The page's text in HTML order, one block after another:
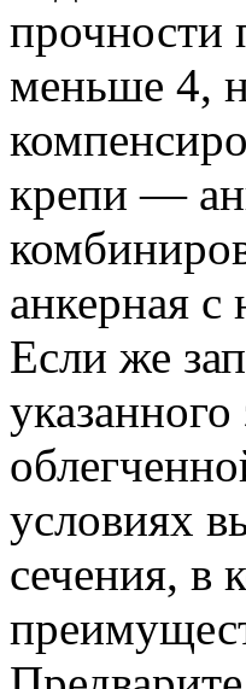
прочности
меньше 4,
крепи —
анкерная с
Если же
условиях
сечения, в